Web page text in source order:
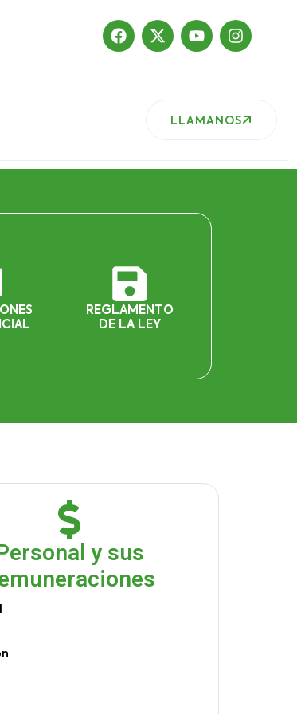
, nuestro sitio ha migrado
LLAMANOS
REGLAMENTO
DE LA LEY
y sus